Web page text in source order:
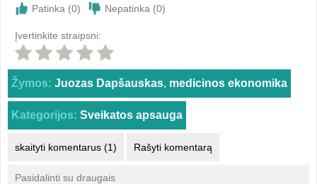
Patinka (0) Nepatinka (0)
Įvertinkite straipsni:
Žymos: Juozas Dapšauskas, medicinos ekonomika
Kategorijos: Sveikatos apsauga
skaityti komentarus (1) Rašyti komentarą
Pasidalinti su draugais